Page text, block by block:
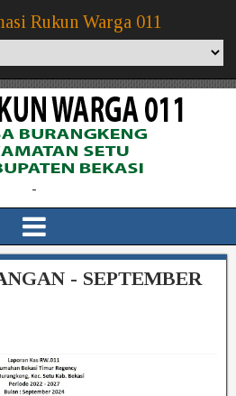
Rukun Warga 011
-
- SEPTEMBER